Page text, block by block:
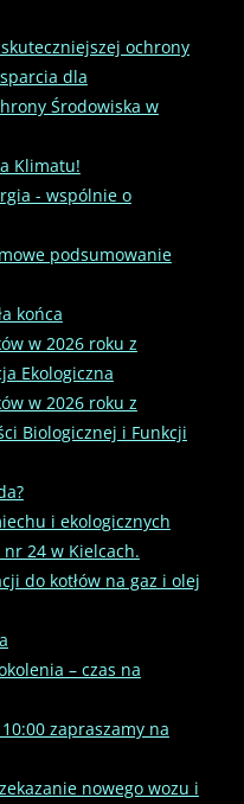
ochrony
dla
Środowiska w
Klimatu!
- wspólnie o
podsumowanie
końca
w 2026 roku z
Ekologiczna
w 2026 roku z
Biologicznej i Funkcji
i ekologicznych
24 w Kielcach.
do kotłów na gaz i olej
– czas na
zapraszamy na
nowego wozu i